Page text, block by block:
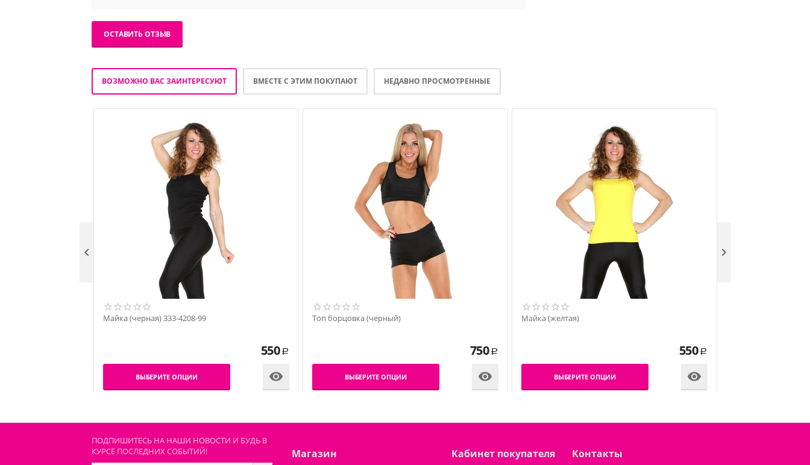
ОСТАВИТЬ ОТЗЫВ
ВОЗМОЖНО ВАС ЗАИНТЕРЕСУЮТ ВМЕСТЕ С ЭТИМ ПОКУПАЮТ НЕДАВНО ПРОСМОТРЕННЫЕ
Майка (черная) 333-4208-99
550 Р
ВЫБЕРИТЕ ОПЦИИ 
Топ борцовка (черный)
750 Р
ВЫБЕРИТЕ ОПЦИИ 
Майка (желтая)
550 Р
ВЫБЕРИТЕ ОПЦИИ 
 
ПОДПИШИТЕСЬ НА НАШИ НОВОСТИ И БУДЬ В
КУРСЕ ПОСЛЕДНИХ СОБЫТИЙ!
Магазин Кабинет покупателя Контакты